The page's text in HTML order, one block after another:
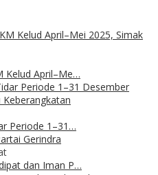
Kelud April–Me…
Periode 1–31…
dan Iman P…